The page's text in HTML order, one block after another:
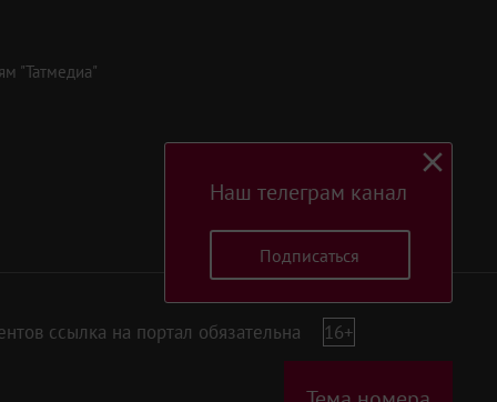
"Татмедиа"
ссылка на портал обязательна 16+
Наш телеграм канал
Подписаться